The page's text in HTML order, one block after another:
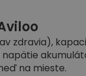
zdravia),
na mieste.